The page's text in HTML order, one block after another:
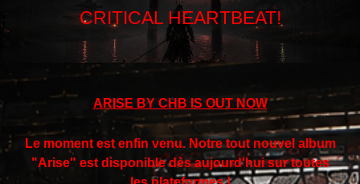
CRITICAL HEARTBEAT!
ARISE BY CHB IS OUT NOW
Le moment est enfin venu. Notre tout nouvel album
"Arise" est disponible dès aujourd'hui sur toutes